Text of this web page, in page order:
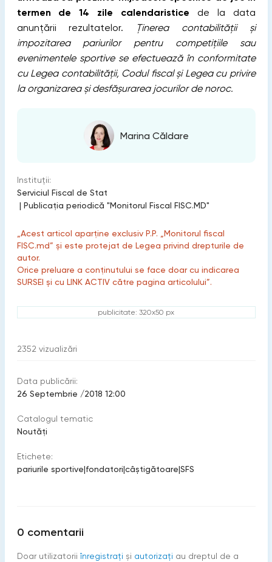
termen de 14 zile calendaristice de la data
anunţării rezultatelor.
Ținerea contabilității și
impozitarea pariurilor pentru competițiile sau
evenimentele sportive se efectuează în conformitate
cu Legea contabilității, Codul fiscal și Legea cu privire
la organizarea și desfășurarea jocurilor de noroc.
Marina Căldare
Instituții:
Serviciul Fiscal de Stat
| Publicaţia periodică "Monitorul Fiscal FISC.MD"
„Acest articol aparține exclusiv P.P. „Monitorul fiscal
FISC.md” și este protejat de Legea privind drepturile de
autor.
Orice preluare a conținutului se face doar cu indicarea
SURSEI și cu LINK ACTIV către pagina articolului”.
publicitate: 320x50 px
2352 vizualizări
Data publicării:
26 Septembrie /2018 12:00
Catalogul tematic
Noutăți
Etichete:
pariurile sportive|fondatori|câştigătoare|SFS
0 comentarii
Doar utilizatorii înregistraţi şi autorizați au dreptul de a